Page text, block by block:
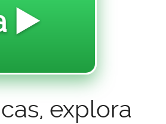
▶️
explora